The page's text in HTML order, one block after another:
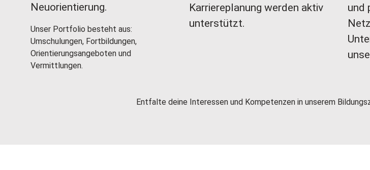
Neuorientierung.
Unser Portfolio besteht aus:
Umschulungen, Fortbildungen,
Orientierungsangeboten und
Vermittlungen.
Karriereplanung werden aktiv
unterstützt.
und
Entfalte deine Interessen und Kompetenzen in unserem